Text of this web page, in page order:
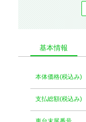
基本情報
本体価格(税込み)
支払総額(税込み)